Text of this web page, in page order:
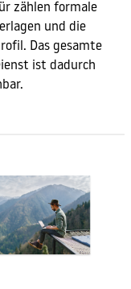
zählen formale
und die
Das gesamte
ist dadurch